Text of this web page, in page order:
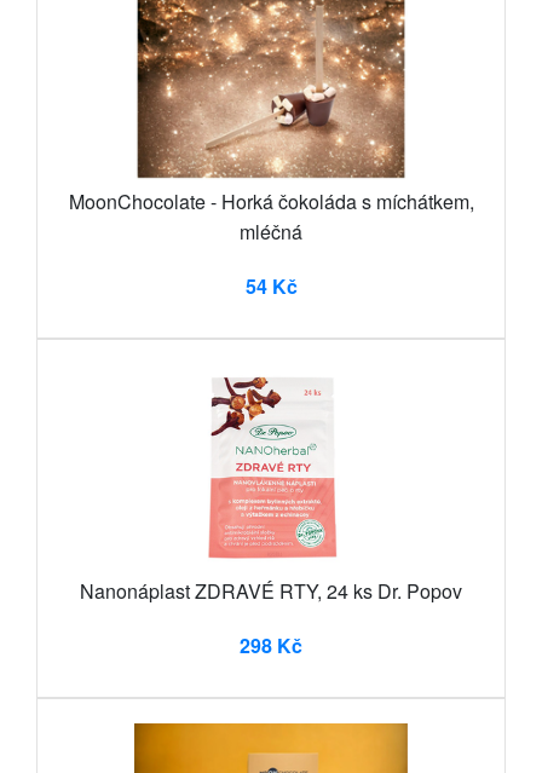
MoonChocolate - Horká čokoláda s míchátkem,
mléčná
54 Kč
Nanonáplast ZDRAVÉ RTY, 24 ks Dr. Popov
298 Kč